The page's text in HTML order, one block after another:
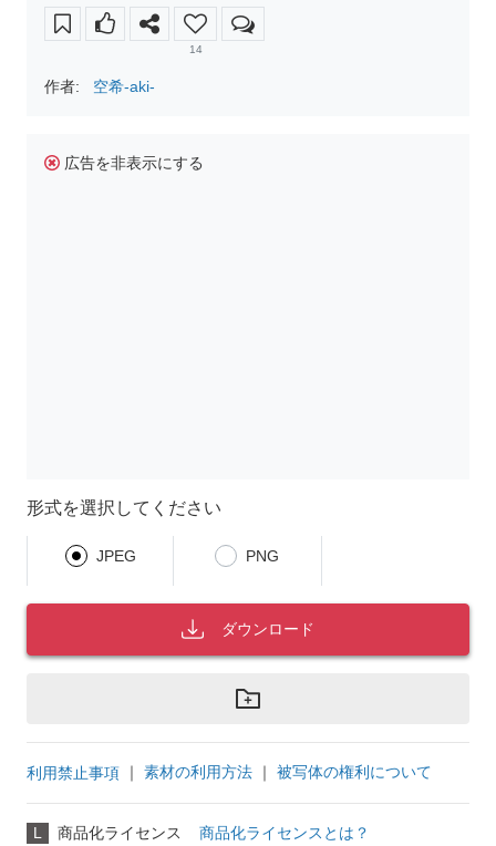
14
作者: 空希-aki-
広告を非表示にする
形式を選択してください
JPEG PNG
ダウンロード
利用禁止事項 ｜ 素材の利用方法 ｜ 被写体の権利について
L 商品化ライセンス 商品化ライセンスとは？